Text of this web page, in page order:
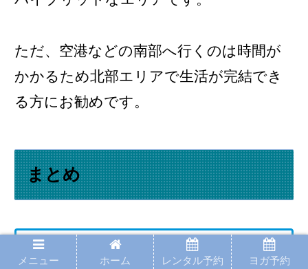
ただ、空港などの南部へ行くのは時間が
かかるため北部エリアで生活が完結でき
る方にお勧めです。
まとめ
エリアによって雰囲気や特徴
メニュー ホーム レンタル予約 ヨガ予約